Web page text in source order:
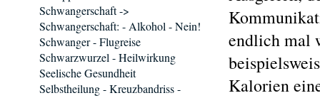
endlich mal
Kalorien
Schwangerschaft ->
Schwangerschaft: - Alkohol - Nein!
Schwanger - Flugreise
Schwarzwurzel - Heilwirkung
Seelische Gesundheit
Selbstheilung - Kreuzbandriss -